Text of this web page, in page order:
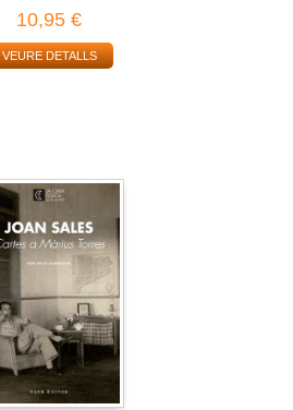
10,95 €
VEURE DETALLS